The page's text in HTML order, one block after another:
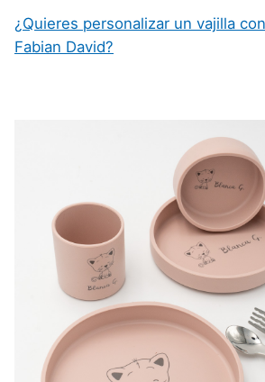
¿Quieres personalizar un vajilla
Fabian David?